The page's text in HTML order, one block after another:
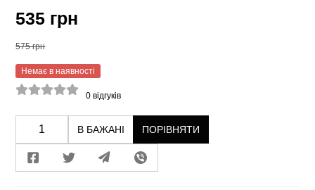
535 грн
575 грн
Немає в наявності
0 відгуків
В БАЖАНІ ПОРІВНЯТИ